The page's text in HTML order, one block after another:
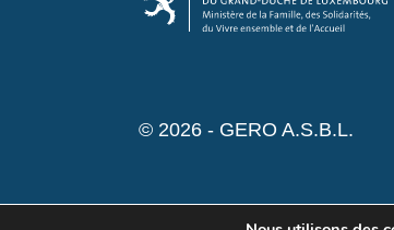
© 2026 - GERO A.S.B.L.